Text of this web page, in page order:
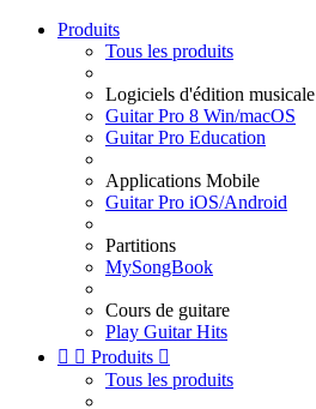
Produits
Tous les produits
Logiciels d'édition musicale
Guitar Pro 8 Win/macOS
Guitar Pro Education
Applications Mobile
Guitar Pro iOS/Android
Partitions
MySongBook
Cours de guitare
Play Guitar Hits
  Produits 
Tous les produits